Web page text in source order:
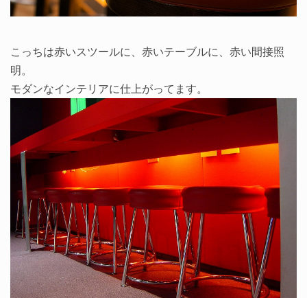
こっちは赤いスツールに、赤いテーブルに、赤い間接照
明。
モダンなインテリアに仕上がってます。